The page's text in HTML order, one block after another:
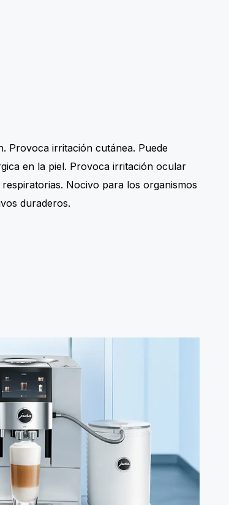
Provoca irritación cutánea. Puede
en la piel. Provoca irritación ocular
Nocivo para los organismos
duraderos.